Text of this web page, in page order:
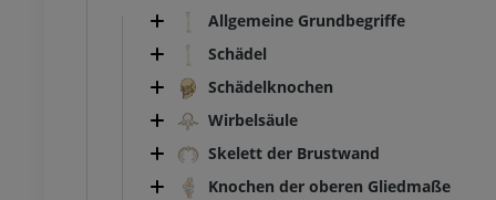
Allgemeine Grundbegriffe
Schädel
Schädelknochen
Wirbelsäule
Skelett der Brustwand
Knochen der oberen Gliedmaße